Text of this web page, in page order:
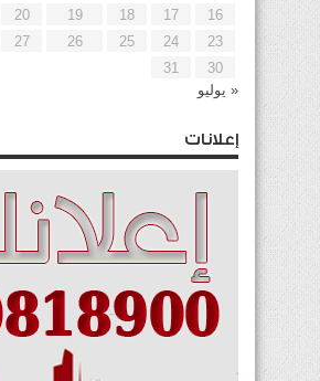
16
17
18
19
20
23
24
25
26
27
30
31
« يوليو
إعلانات